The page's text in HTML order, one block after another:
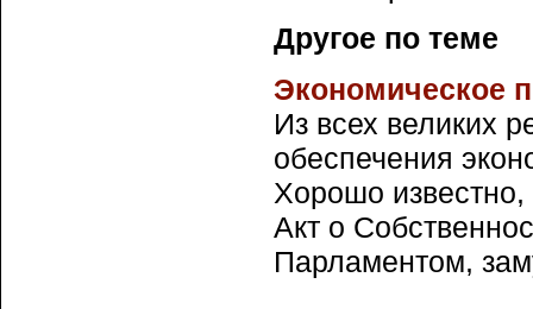
Другое по теме
Экономическое
Из всех великих
обеспечения
Хорошо известно,
Акт о
Парламентом,